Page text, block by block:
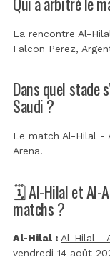
La rencontre Al-
Falcon Perez,
Dans quel stade
Saudi ?
Le match Al-Hilal -
Arena.
🗓️ Al-Hilal et Al-
matchs ?
Al-Hilal : Al-Hilal -
vendredi 14 août